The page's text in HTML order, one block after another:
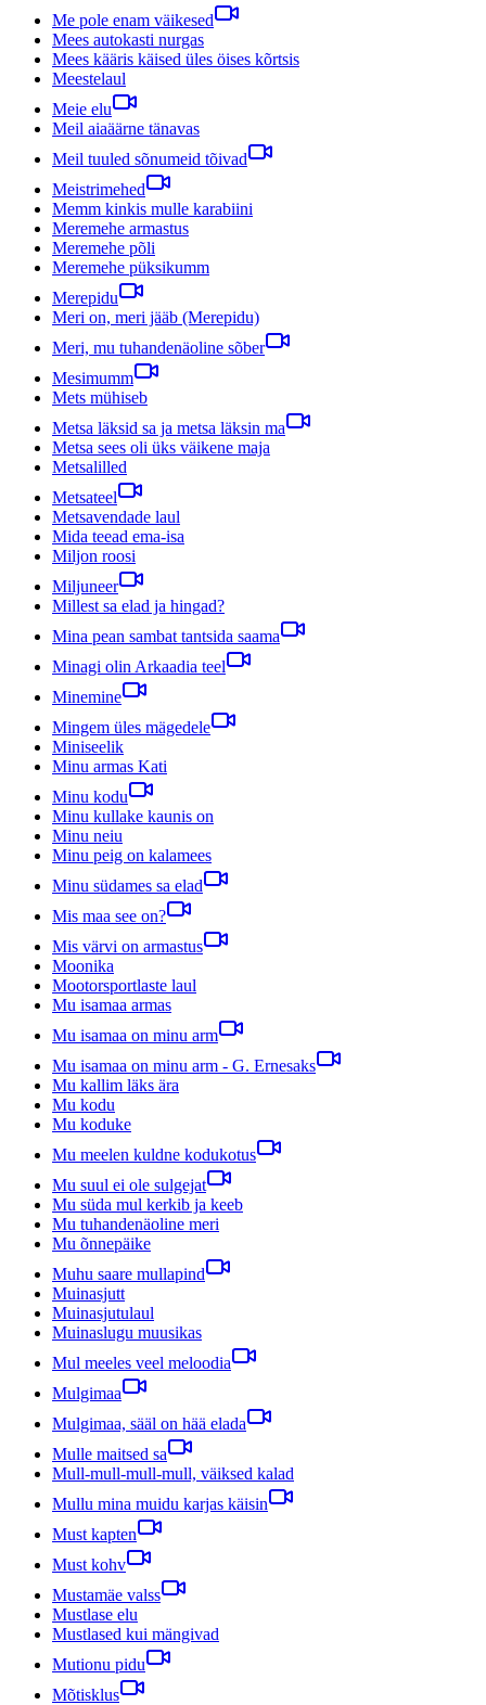
Me pole enam väikesed
Mees autokasti nurgas
Mees kääris käised üles öises kõrtsis
Meestelaul
Meie elu
Meil aiaäärne tänavas
Meil tuuled sõnumeid tõivad
Meistrimehed
Memm kinkis mulle karabiini
Meremehe armastus
Meremehe põli
Meremehe püksikumm
Merepidu
Meri on, meri jääb (Merepidu)
Meri, mu tuhandenäoline sõber
Mesimumm
Mets mühiseb
Metsa läksid sa ja metsa läksin ma
Metsa sees oli üks väikene maja
Metsalilled
Metsateel
Metsavendade laul
Mida teead ema-isa
Miljon roosi
Miljuneer
Millest sa elad ja hingad?
Mina pean sambat tantsida saama
Minagi olin Arkaadia teel
Minemine
Mingem üles mägedele
Miniseelik
Minu armas Kati
Minu kodu
Minu kullake kaunis on
Minu neiu
Minu peig on kalamees
Minu südames sa elad
Mis maa see on?
Mis värvi on armastus
Moonika
Mootorsportlaste laul
Mu isamaa armas
Mu isamaa on minu arm
Mu isamaa on minu arm - G. Ernesaks
Mu kallim läks ära
Mu kodu
Mu koduke
Mu meelen kuldne kodukotus
Mu suul ei ole sulgejat
Mu süda mul kerkib ja keeb
Mu tuhandenäoline meri
Mu õnnepäike
Muhu saare mullapind
Muinasjutt
Muinasjutulaul
Muinaslugu muusikas
Mul meeles veel meloodia
Mulgimaa
Mulgimaa, sääl on hää elada
Mulle maitsed sa
Mull-mull-mull-mull, väiksed kalad
Mullu mina muidu karjas käisin
Must kapten
Must kohv
Mustamäe valss
Mustlase elu
Mustlased kui mängivad
Mutionu pidu
Mõtisklus